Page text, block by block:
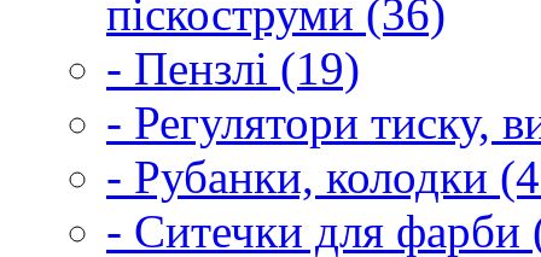
піскоструми (36)
- Пензлі (19)
- Регулятори тиску,
- Рубанки, колодки
- Ситечки для фарби